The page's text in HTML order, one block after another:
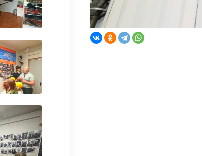
пожарных
Тесты и викторины
Это интересно!
Активности
Команды
в соответствии с законодательством РФ.